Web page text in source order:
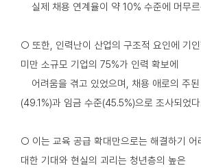
실제 채용 연계율이 약 10% 수준에 머무
○ 또한, 인력난이 산업의 구조적 요인에 기
미만 소규모 기업의 75%가 인력 확보에
어려움을 겪고 있었으며, 채용 애로의 주된
(49.1%)과 임금 수준(45.5%)으로 조사되었다.
○ 이는 교육 공급 확대만으로는 해결하기 어
대한 기대와 현실의 괴리는 청년층의 높은